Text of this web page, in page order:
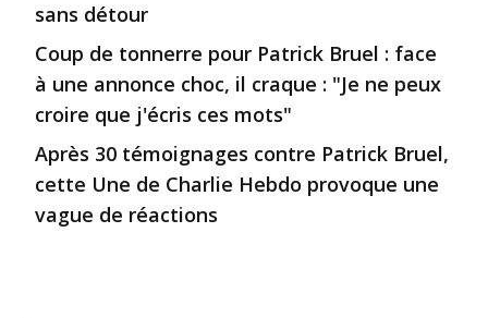
sans détour
Coup de tonnerre pour Patrick Bruel : face
à une annonce choc, il craque : "Je ne peux
croire que j'écris ces mots"
Après 30 témoignages contre Patrick Bruel,
cette Une de Charlie Hebdo provoque une
vague de réactions